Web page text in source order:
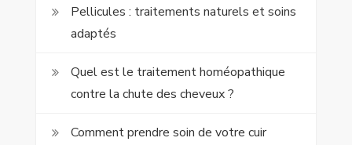
Pellicules : traitements naturels et soins
adaptés
Quel est le traitement homéopathique
contre la chute des cheveux ?
Comment prendre soin de votre cuir